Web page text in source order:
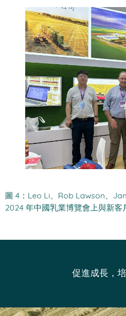
圖 4：Leo Li、Rob Lawson、
2024 年中國乳業博覽會上與新客
促進成長，